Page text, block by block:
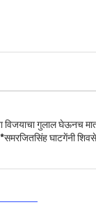
विजयाचा गुलाल घेऊनच
घाटगेंनी